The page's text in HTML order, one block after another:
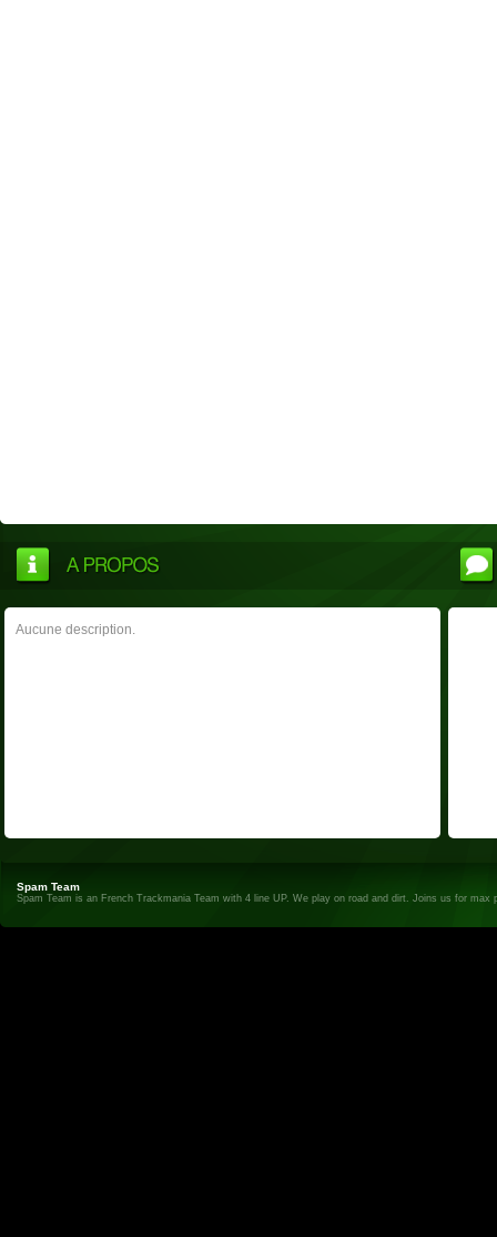
Aucune description.
Spam Team
Spam Team is an French Trackmania Team with 4 line UP. We play on road and dirt. Joins us for max